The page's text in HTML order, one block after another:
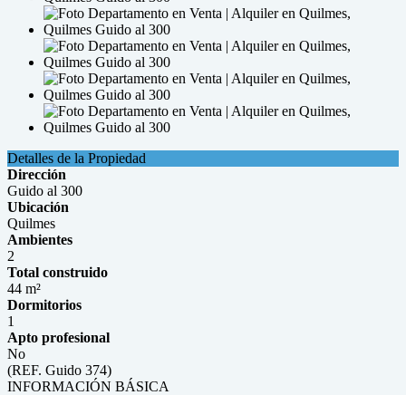
Detalles de la Propiedad
Dirección
Guido al 300
Ubicación
Quilmes
Ambientes
2
Total construido
44 m²
Dormitorios
1
Apto profesional
No
(REF. Guido 374)
INFORMACIÓN BÁSICA